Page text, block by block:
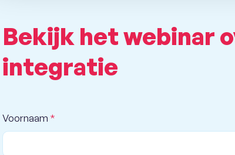
Bekijk het webinar
integratie
Voornaam *